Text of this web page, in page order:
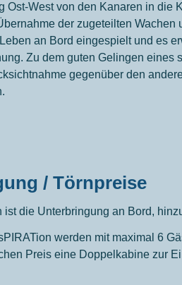
Ost-West von den Kanaren in die
der zugeteilten
an Bord eingespielt und es
Zu dem guten Gelingen
gegenüber den
/ Törnpreise
ist die Unterbringung an Bord,
werden mit maximal 6
Preis eine Doppelkabine zur